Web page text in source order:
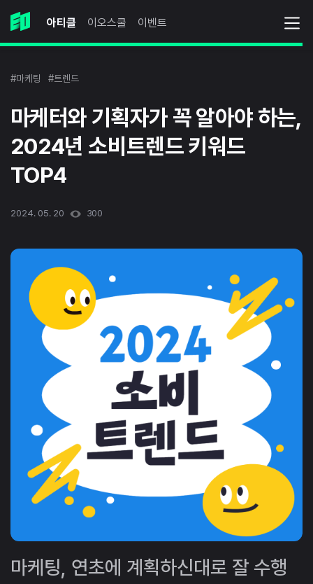
아티클 이오스쿨 이벤트
#마케팅 #트렌드
마케터와 기획자가 꼭 알아야 하는,
2024년 소비트렌드 키워드
TOP4
2024. 05. 20 300
마케팅, 연초에 계획하신대로 잘 수행